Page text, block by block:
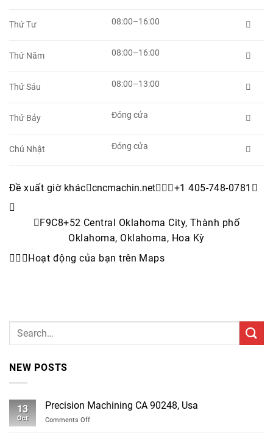
Thứ Tư 08:00–16:00 
Thứ Năm 08:00–16:00 
Thứ Sáu 08:00–13:00 
Thứ Bảy Đóng cửa 
Chủ Nhật Đóng cửa 
Đề xuất giờ kháccncmachin.net+1 405-748-0781 

F9C8+52 Central Oklahoma City, Thành phố
Oklahoma, Oklahoma, Hoa Kỳ
 Hoạt động của bạn trên Maps
NEW POSTS
13
Oct
Precision Machining CA 90248, Usa
Comments Offon